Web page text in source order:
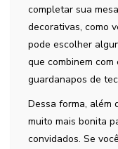
completar sua
decorativas, como
pode escolher
que combinem
guardanapos de
Dessa forma, além
muito mais bonita
convidados. Se